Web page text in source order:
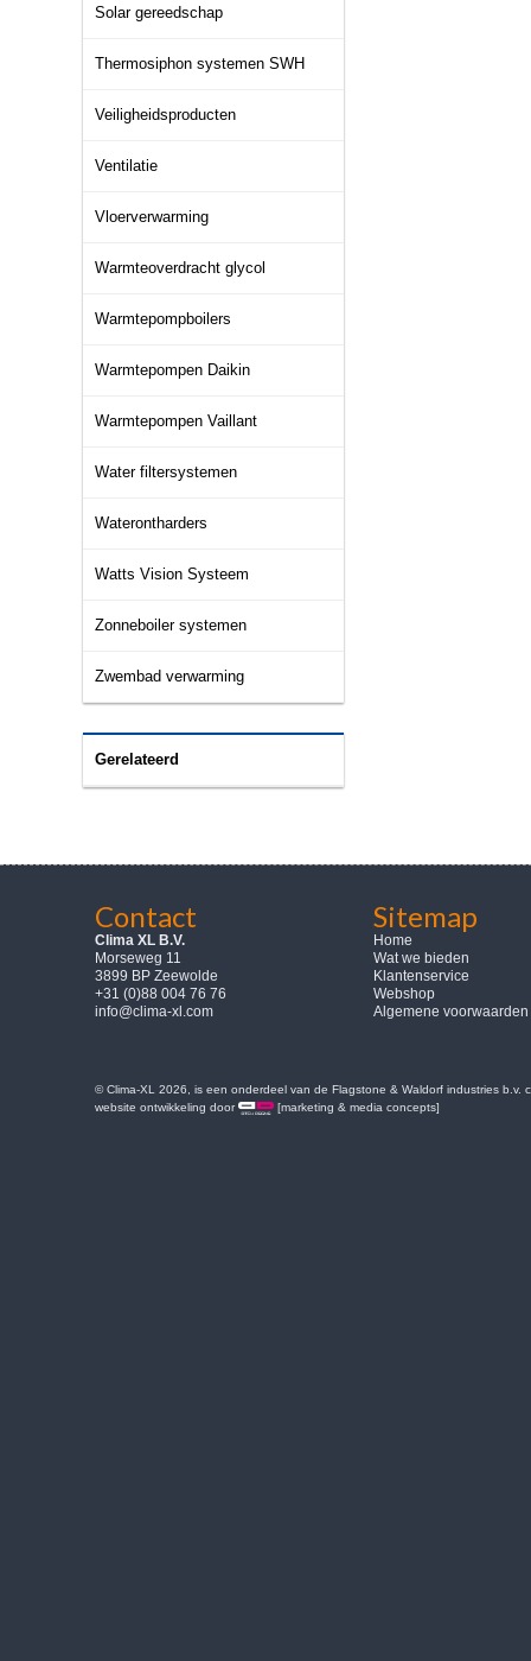
Solar gereedschap
Thermosiphon systemen SWH
Veiligheidsproducten
Ventilatie
Vloerverwarming
Warmteoverdracht glycol
Warmtepompboilers
Warmtepompen Daikin
Warmtepompen Vaillant
Water filtersystemen
Waterontharders
Watts Vision Systeem
Zonneboiler systemen
Zwembad verwarming
Gerelateerd
Contact
Clima XL B.V.
Morseweg 11
3899 BP Zeewolde
+31 (0)88 004 76 76
info@clima-xl.com
Sitemap
Home
Wat we bieden
Klantenservice
Webshop
Algemene voorwaarden
© Clima-XL 2026, is een onderdeel van de Flagstone & Waldorf industries b.v.
website ontwikkeling door
[marketing & media concepts]